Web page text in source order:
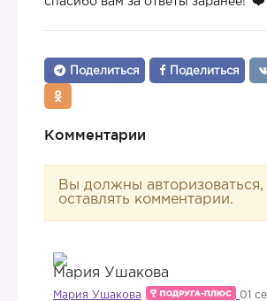
Поделиться Поделиться
Комментарии
Вы должны авторизоваться,
оставлять комментарии.
Мария Ушакова
01